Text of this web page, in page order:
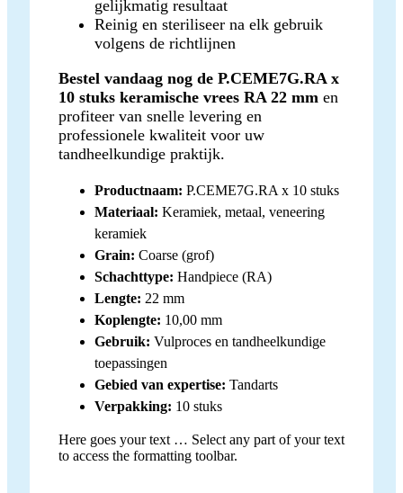
gelijkmatig resultaat
Reinig en steriliseer na elk gebruik
volgens de richtlijnen
Bestel vandaag nog de P.CEME7G.RA x
10 stuks keramische vrees RA 22 mm en
profiteer van snelle levering en
professionele kwaliteit voor uw
tandheelkundige praktijk.
Productnaam: P.CEME7G.RA x 10 stuks
Materiaal: Keramiek, metaal, veneering
keramiek
Grain: Coarse (grof)
Schachttype: Handpiece (RA)
Lengte: 22 mm
Koplengte: 10,00 mm
Gebruik: Vulproces en tandheelkundige
toepassingen
Gebied van expertise: Tandarts
Verpakking: 10 stuks
Here goes your text … Select any part of your text
to access the formatting toolbar.